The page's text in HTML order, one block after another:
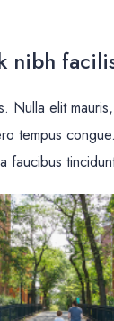
nibh
Nulla elit
tempus
faucibus